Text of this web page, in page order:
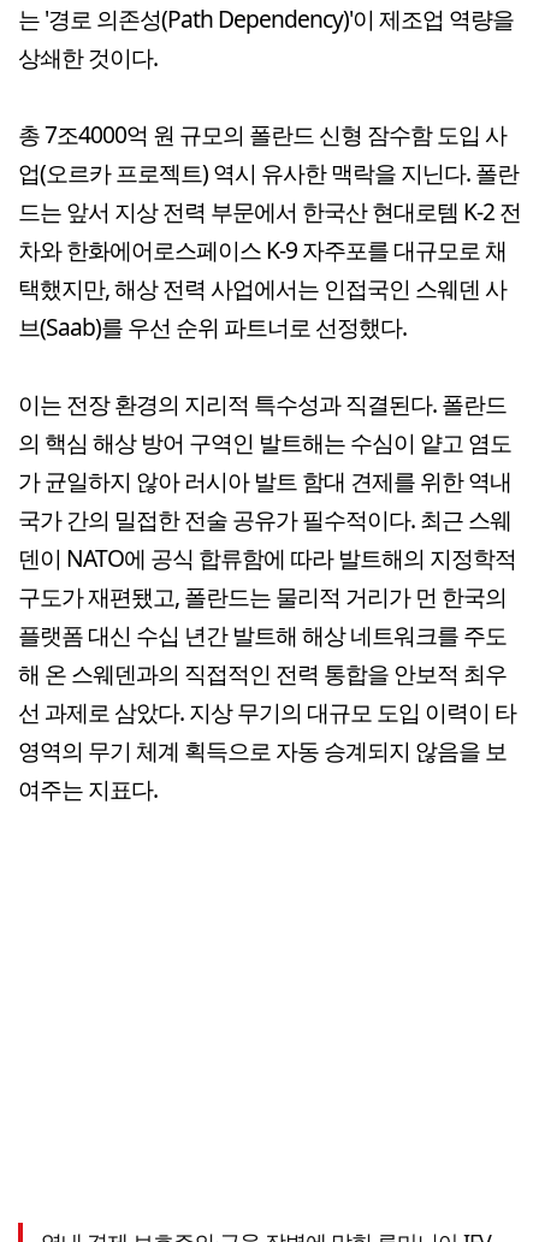
는 '경로 의존성(Path Dependency)'이 제조업 역량을
상쇄한 것이다.
총 7조4000억 원 규모의 폴란드 신형 잠수함 도입 사
업(오르카 프로젝트) 역시 유사한 맥락을 지닌다. 폴란
드는 앞서 지상 전력 부문에서 한국산 현대로템 K-2 전
차와 한화에어로스페이스 K-9 자주포를 대규모로 채
택했지만, 해상 전력 사업에서는 인접국인 스웨덴 사
브(Saab)를 우선 순위 파트너로 선정했다.
이는 전장 환경의 지리적 특수성과 직결된다. 폴란드
의 핵심 해상 방어 구역인 발트해는 수심이 얕고 염도
가 균일하지 않아 러시아 발트 함대 견제를 위한 역내
국가 간의 밀접한 전술 공유가 필수적이다. 최근 스웨
덴이 NATO에 공식 합류함에 따라 발트해의 지정학적
구도가 재편됐고, 폴란드는 물리적 거리가 먼 한국의
플랫폼 대신 수십 년간 발트해 해상 네트워크를 주도
해 온 스웨덴과의 직접적인 전력 통합을 안보적 최우
선 과제로 삼았다. 지상 무기의 대규모 도입 이력이 타
영역의 무기 체계 획득으로 자동 승계되지 않음을 보
여주는 지표다.